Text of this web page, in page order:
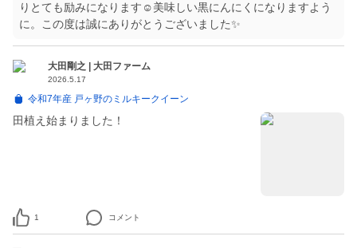
りとても励みになります☺️美味しい黒にんにくになりますよう
に。この度は誠にありがとうございました✨
大田剛之 | 大田ファーム
2026.5.17
令和7年産 戸ヶ野のミルキークイーン
田植え始まりました！
1 コメント